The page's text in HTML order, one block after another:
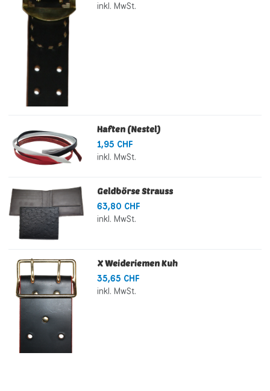
inkl. MwSt.
Haften (Nestel)
1,95 CHF
inkl. MwSt.
Geldbörse Strauss
63,80 CHF
inkl. MwSt.
X Weideriemen Kuh
35,65 CHF
inkl. MwSt.